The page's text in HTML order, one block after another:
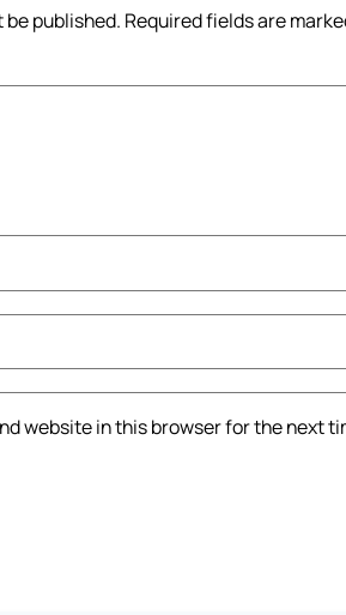
be published. Required fields are
website in this browser for the next